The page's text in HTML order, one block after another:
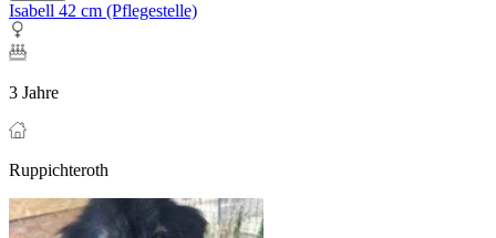
Isabell 42 cm (Pflegestelle)
3 Jahre
Ruppichteroth